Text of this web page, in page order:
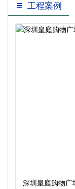
工程案例
深圳皇庭购物